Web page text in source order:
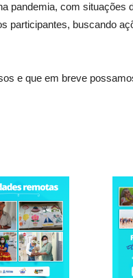
pandemia, com situações
participantes, buscando
e que em breve